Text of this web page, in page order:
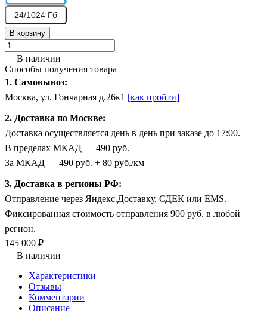
24/1024 Гб
В корзину
В наличии
Способы получения товара
1. Самовывоз:
Москва, ул. Гончарная д.26к1 [как пройти]
2. Доставка по Москве:
Доставка осуществляется день в день при заказе до 17:00.
В пределах МКАД — 490 руб.
За МКАД — 490 руб. + 80 руб./км
3. Доставка в регионы РФ:
Отправление через Яндекс.Доставку, СДЕК или EMS.
Фиксированная стоимость отправления 900 руб. в любой
регион.
145 000 ₽
В наличии
Характеристики
Отзывы
Комментарии
Описание